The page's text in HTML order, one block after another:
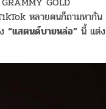
หลายคนก็ถามหากัน
“แสตนด์บายหล่อ” นี้ แต่ง